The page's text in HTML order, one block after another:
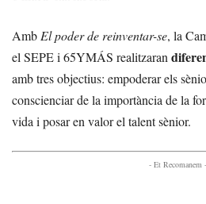
Amb El poder de reinventar-se, la
el SEPE i 65YMÁS realitzaran
amb tres objectius: empoderar els
conscienciar de la importància de la
vida i posar en valor el talent sènior.
- Et Recomanem -